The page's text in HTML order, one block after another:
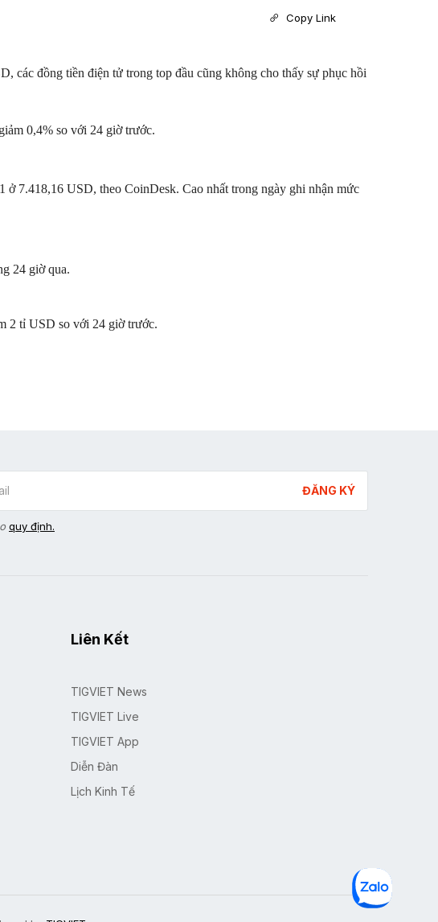
Copy Link
các đồng tiền điện tử trong top đầu cũng không cho thấy sự phục hồi
0,4% so với 24 giờ trước.
7.418,16 USD, theo CoinDesk. Cao nhất trong ngày ghi nhận mức
24 giờ qua.
2 tỉ USD so với 24 giờ trước.
ĐĂNG KÝ
quy định.
Liên Kết
TIGVIET News
TIGVIET Live
TIGVIET App
Diễn Đàn
Lịch Kinh Tế